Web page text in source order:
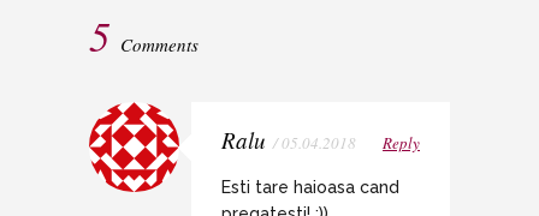
5 Comments
Ralu / 05.04.2018 Reply
Esti tare haioasa cand